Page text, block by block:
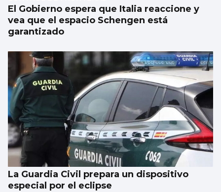
El Gobierno espera que Italia reaccione y
vea que el espacio Schengen está
garantizado
La Guardia Civil prepara un dispositivo
especial por el eclipse